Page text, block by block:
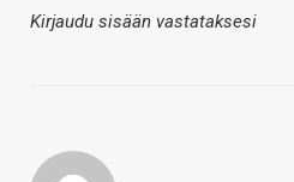
Kirjaudu sisään vastataksesi